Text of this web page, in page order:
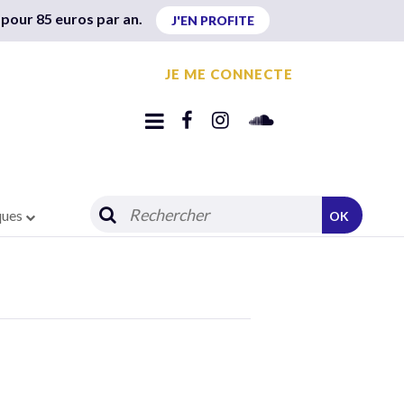
85 euros par an. J'EN PROFITE
JE ME CONNECTE
OK